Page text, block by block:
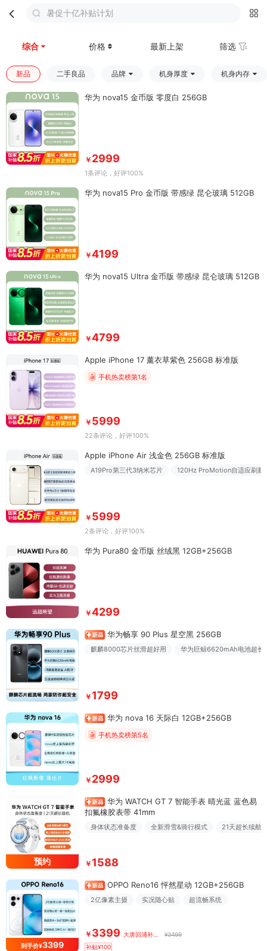
暑促十亿补贴计划
综合 价格 最新上架 筛选
新品 二手良品 品牌 机身厚度 机身内存
华为 nova15 金币版 零度白 256GB
￥ 2999
1条评论 ，好评100%
华为 nova15 Pro 金币版 带感绿 昆仑玻璃 512GB
￥4199
华为 nova15 Ultra 金币版 带感绿 昆仑玻璃 512GB
￥4799
Apple iPhone 17 薰衣草紫色 256GB 标准版
手机热卖榜第1名
￥ 5999
22条评论 ，好评100%
Apple iPhone Air 浅金色 256GB 标准版
A19Pro第三代3纳米芯片 120Hz ProMotion自适应刷新
￥ 5999
2条评论 ，好评100%
华为 Pura80 金币版 丝绒黑 12GB+256GB
￥4299
华为畅享 90 Plus 星空黑 256GB
麒麟8000芯片丝滑超好用 华为巨鲸6620mAh电池超长
￥ 1799
华为 nova 16 天际白 12GB+256GB
手机热卖榜第5名
￥ 2999
预约
华为 WATCH GT 7 智能手表 晴光蓝 蓝色易
扣氟橡胶表带 41mm
身体状态准备度 全新滑雪&骑行模式 21天超长续航
￥ 1588
到手价¥3399
OPPO Reno16 怦然星动 12GB+256GB
2亿像素主摄 实况随心贴 超流畅系统
￥ 3399 大唐回浦补贴价
¥3499
补贴¥100